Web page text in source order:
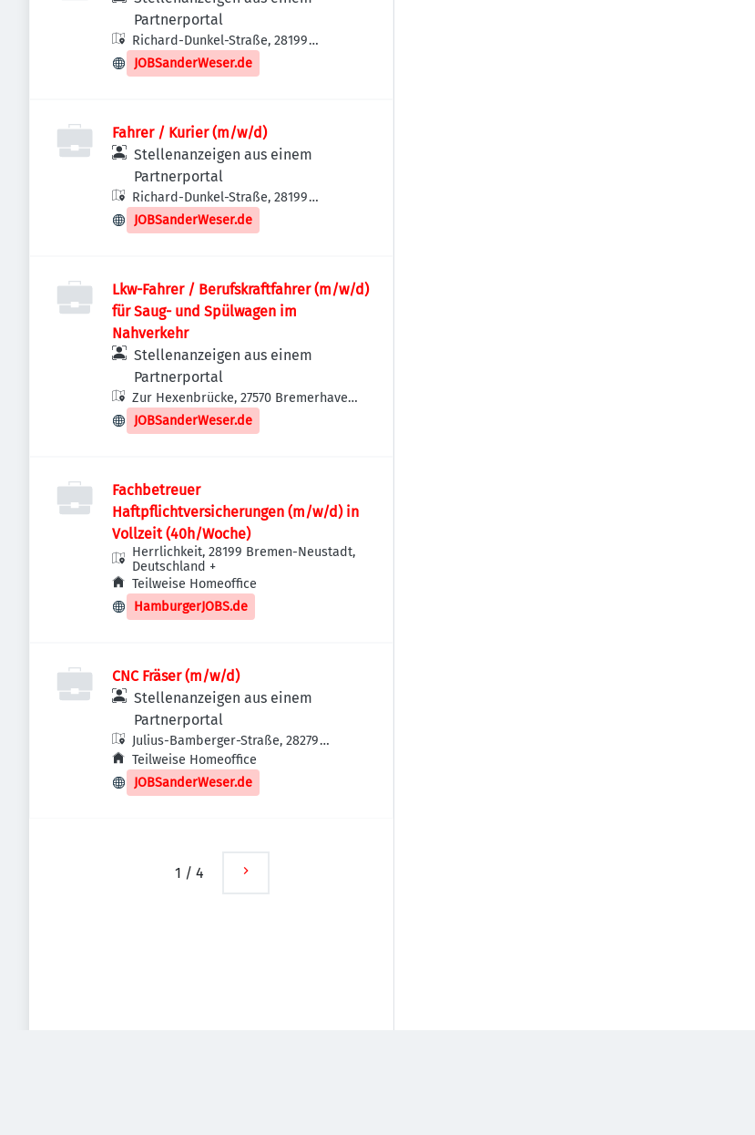
Partnerportal
Richard-Dunkel-Straße, 28199
Bremen-Neustadt, Deutschland
JOBSanderWeser.de
Fahrer / Kurier (m/w/d)
Stellenanzeigen aus einem
Partnerportal
Richard-Dunkel-Straße, 28199
Bremen-Neustadt, Deutschland
JOBSanderWeser.de
Lkw-Fahrer / Berufskraftfahrer (m/w/d)
für Saug- und Spülwagen im
Nahverkehr
Stellenanzeigen aus einem
Partnerportal
Zur Hexenbrücke, 27570 Bremerhaven-
Geestemünde, Deutschland
JOBSanderWeser.de
Fachbetreuer
Haftpflichtversicherungen (m/w/d) in
Vollzeit (40h/Woche)
Herrlichkeit, 28199 Bremen-Neustadt,
Deutschland +
Teilweise Homeoffice
HamburgerJOBS.de
CNC Fräser (m/w/d)
Stellenanzeigen aus einem
Partnerportal
Julius-Bamberger-Straße, 28279
Bremen-Obervieland, Deutschland
Teilweise Homeoffice
JOBSanderWeser.de
1 / 4